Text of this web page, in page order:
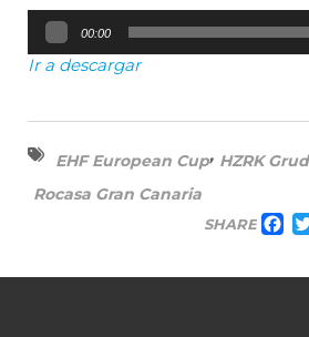
Reproductor
de
audio
00:00
Ir a descargar
EHF European Cup, HZRK
Rocasa Gran Canaria
SHARE